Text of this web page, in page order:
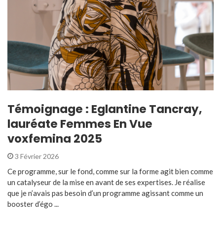
Témoignage : Eglantine Tancray,
lauréate Femmes En Vue
voxfemina 2025
3 Février 2026
Ce programme, sur le fond, comme sur la forme agit bien comme
un catalyseur de la mise en avant de ses expertises. Je réalise
que je n’avais pas besoin d’un programme agissant comme un
booster d’égo ...